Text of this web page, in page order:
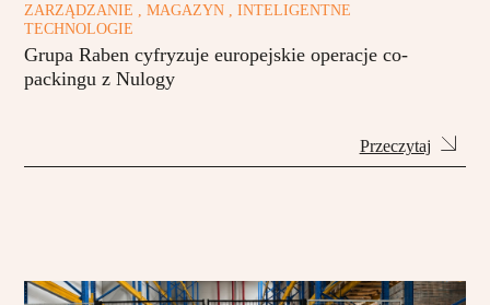
ZARZĄDZANIE , MAGAZYN , INTELIGENTNE
TECHNOLOGIE
Grupa Raben cyfryzuje europejskie operacje co-
packingu z Nulogy
Przeczytaj